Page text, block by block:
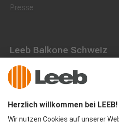
Presse
Leeb Balkone Schweiz
Landstraße 71, 8750 Glarus
055 536 16 53
office@leeb-balkone.com